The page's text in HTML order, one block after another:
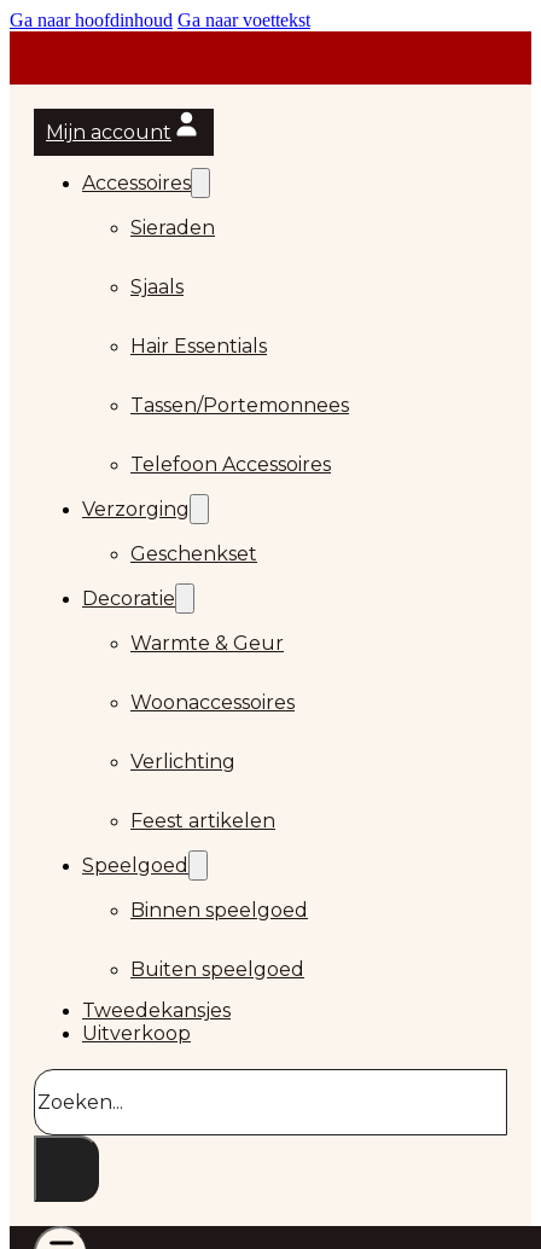
Ga naar hoofdinhoud Ga naar voettekst
Mijn account
Accessoires
Sieraden
Sjaals
Hair Essentials
Tassen/Portemonnees
Telefoon Accessoires
Verzorging
Geschenkset
Decoratie
Warmte & Geur
Woonaccessoires
Verlichting
Feest artikelen
Speelgoed
Binnen speelgoed
Buiten speelgoed
Tweedekansjes
Uitverkoop
Zoeken